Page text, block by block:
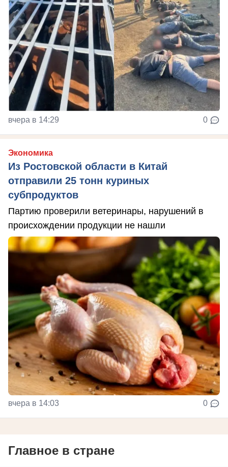
вчера в 14:29 0
Экономика
Из Ростовской области в Китай
отправили 25 тонн куриных
субпродуктов
Партию проверили ветеринары, нарушений в
происхождении продукции не нашли
вчера в 14:03 0
Главное в стране